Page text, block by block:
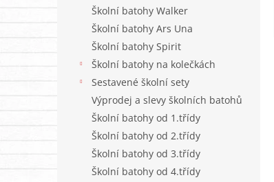
Školní batohy Walker
Školní batohy Ars Una
Školní batohy Spirit
Školní batohy na kolečkách
Sestavené školní sety
Výprodej a slevy školních batohů
Školní batohy od 1.třídy
Školní batohy od 2.třídy
Školní batohy od 3.třídy
Školní batohy od 4.třídy